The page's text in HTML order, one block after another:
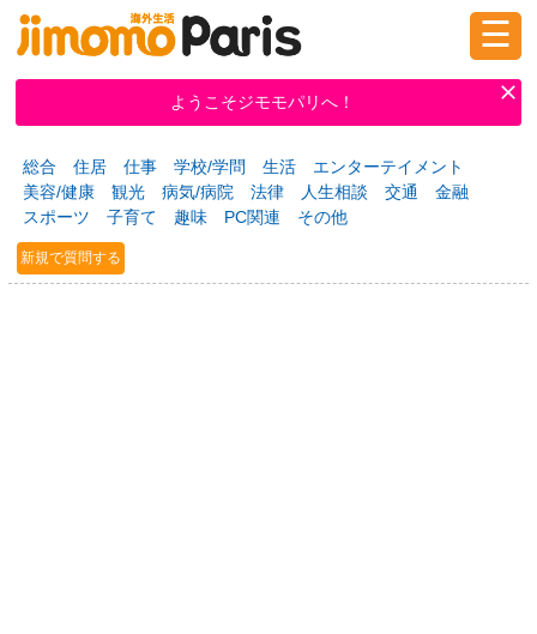
ログイン 新規登録
掲示板 タウン情報 教えて！
ニュース
☰
ようこそジモモパリへ！
総合 住居 仕事 学校/学問 生活
エンターテイメント
美容/健康
観光 病気/病院 法律 人生相談 交通
金融
スポーツ
子育て 趣味 PC関連 その他
新規で質問する